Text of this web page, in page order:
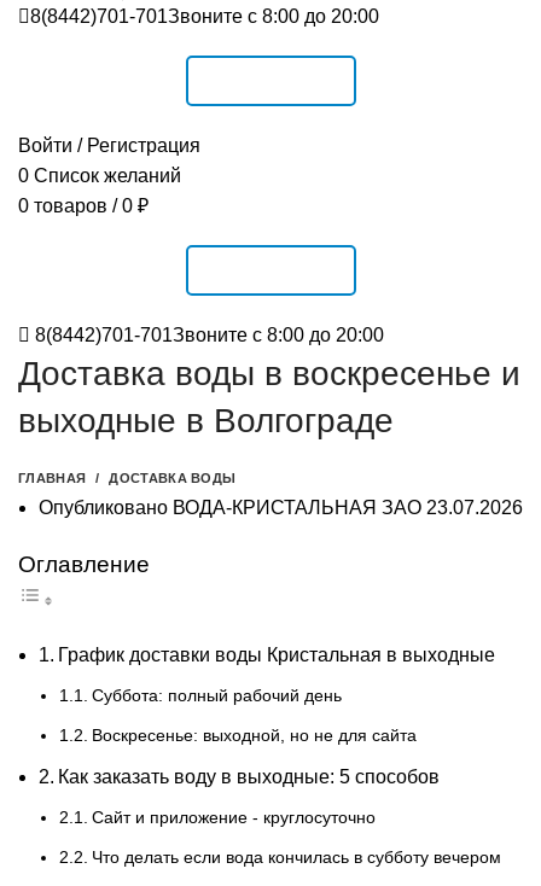
8(8442)701-701Звоните с 8:00 до 20:00
Войти / Регистрация
0 Список желаний
0 товаров / 0 ₽
8(8442)701-701Звоните с 8:00 до 20:00
Доставка воды в воскресенье и
выходные в Волгограде
ГЛАВНАЯ ДОСТАВКА ВОДЫ
Опубликовано ВОДА-КРИСТАЛЬНАЯ ЗАО 23.07.2026
Оглавление
График доставки воды Кристальная в выходные
Суббота: полный рабочий день
Воскресенье: выходной, но не для сайта
Как заказать воду в выходные: 5 способов
Сайт и приложение - круглосуточно
Что делать если вода кончилась в субботу вечером